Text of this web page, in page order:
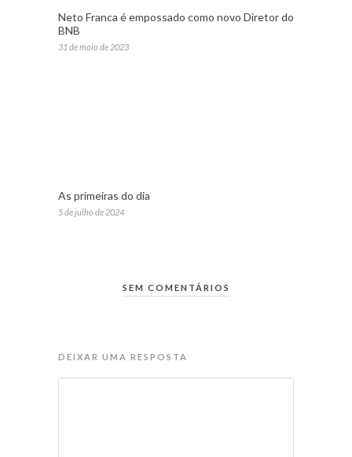
Neto Franca é empossado como novo Diretor do
BNB
31 de maio de 2023
As primeiras do dia
5 de julho de 2024
SEM COMENTÁRIOS
DEIXAR UMA RESPOSTA